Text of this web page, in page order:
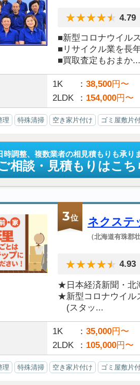
4.79
■新型コロナウイル
■リサイクル業を長
■買取査定もおまか...
1K 38,500円〜
2LDK
154,000円〜
理 特殊清掃 空き家片付け ゴミ屋敷片
時調整、複数業者の相見積もりも承り
相談・見積もりはこち
3位 ネクステ
（北海道有珠郡
4.93
★日本経済新聞・北
★新型コロナウイル
(スタッ...
1K 35,000円〜
2LDK
105,000円〜
理 特殊清掃 空き家片付け ゴミ屋敷片